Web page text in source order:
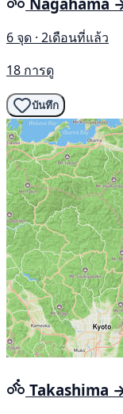
6 จุด · 2เดือนที่แล้ว
18 การดู
บันทึก
Takashima